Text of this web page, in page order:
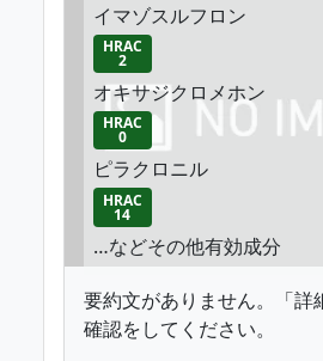
イマゾスルフロン
HRAC
2
オキサジクロメホン
HRAC
0
ピラクロニル
HRAC
14
…などその他有効成分
要約文がありません。「詳
確認をしてください。